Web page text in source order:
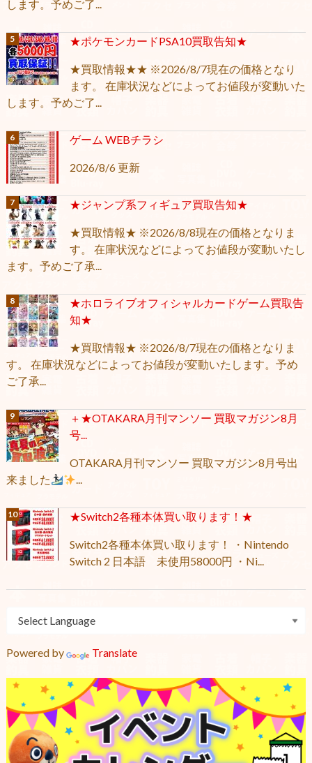
します。予めご了...
★ポケモンカードPSA10買取告知★
★買取情報★★ ※2026/8/7現在の価格となり
ます。 在庫状況などによってお値段が変動いた
します。予めご了...
ゲーム WEBチラシ
2026/8/6 更新
★ジャンプ系フィギュア買取告知★
★買取情報★ ※2026/8/8現在の価格となりま
す。 在庫状況などによってお値段が変動いたし
ます。予めご了承...
★ホロライブオフィシャルカードゲーム買取告
知★
★買取情報★ ※2026/8/7現在の価格となりま
す。 在庫状況などによってお値段が変動いたします。予め
ご了承...
＋★OTAKARA月刊マンソー 買取マガジン8月
号...
OTAKARA月刊マンソー 買取マガジン8月号出
来ました
...
★Switch2各種本体買い取ります！★
Switch2各種本体買い取ります！ ・Nintendo
Switch 2 日本語 未使用58000円 ・Ni...
Powered by Translate